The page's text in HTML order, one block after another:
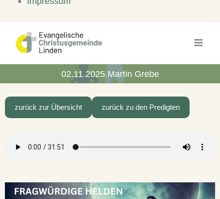
Inhalt
02.11.2025 Martin Grebe
zurück zur Übersicht zurück zu den Predigten